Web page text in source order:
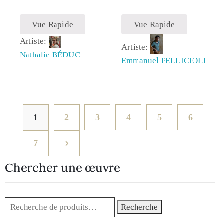
Vue Rapide
Artiste:
Nathalie BÉDUC
Vue Rapide
Artiste:
Emmanuel PELLICIOLI
1 2 3 4 5 6
7
Chercher une œuvre
Recherche